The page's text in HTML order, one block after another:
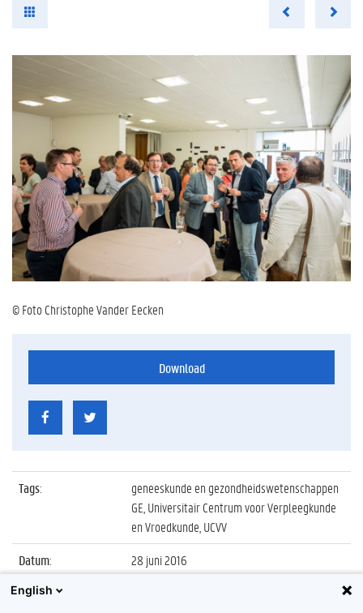
© Foto Christophe Vander Eecken
Download
Tags:
geneeskunde en gezondheidswetenschappen
GE, Universitair Centrum voor Verpleegkunde
en Vroedkunde, UCVV
Datum:
28 juni 2016
Identificatienummer
English